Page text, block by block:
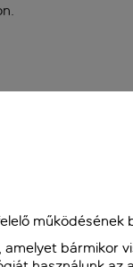
.
működésének
amelyet bármikor